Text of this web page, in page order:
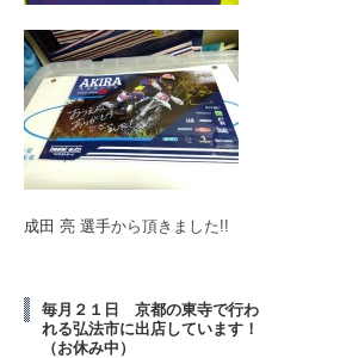
成田 亮 選手から頂きました!!
毎月２１日 京都の東寺で行わ
れる弘法市に出店しています！
（お休み中）